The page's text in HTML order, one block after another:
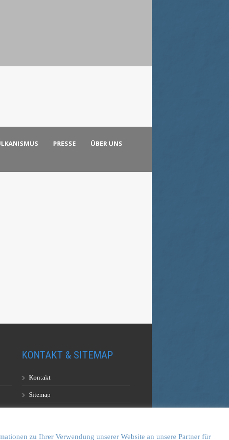
PRESSE ÜBER UNS
KONTAKT & SITEMAP
Kontakt
Sitemap
zu Ihrer Verwendung unserer Website an unsere Partner für